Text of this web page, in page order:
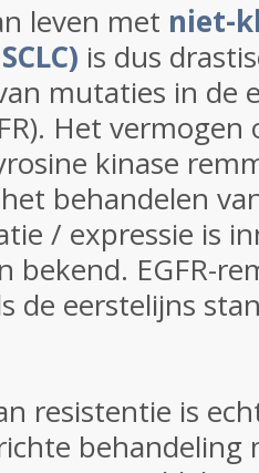
leven met niet-
is dus
mutaties in de
Het vermogen
kinase
behandelen
/ expressie is
bekend. EGFR-
de eerstelijns
resistentie is
behandeling